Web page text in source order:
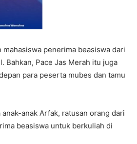
penerima beasiswa dari
Bahkan, Pace Jas Merah itu juga
para peserta mubes dan tamu
anak Arfak, ratusan orang dari
beasiswa untuk berkuliah di